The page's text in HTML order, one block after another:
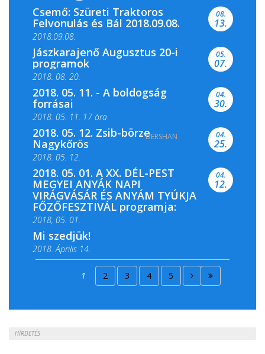
Csemő: Szüreti Traktoros
Felvonulás és Bál 2018.09.08.
2018.09.08.
08.
13.
Jászkarajenő Augusztus 20-i
programok
2018. 08. 20.
05.
07.
2018. 05. 11. - A boldogság
forrásai
2018. 05. 11. 17 óra
2018. 05. 11. 19 óra
04.
30.
2018. 05. 12. Zsib-börze
Nagykőrös
2018. 05. 12.
04.
25.
2018. 05. 01. A XX. DÉL-PEST
MEGYEI ANYÁK NAPI
VIRÁGVÁSÁR ÉS ANYÁM TYÚKJA
FŐZŐFESZTIVÁL programja:
2018, 05. 01.
04.
12.
Mi szedjük!
2018. Április 14.
2018. Április 15.
1 2 3 4 5
HÍRDETÉS
DERSHAN